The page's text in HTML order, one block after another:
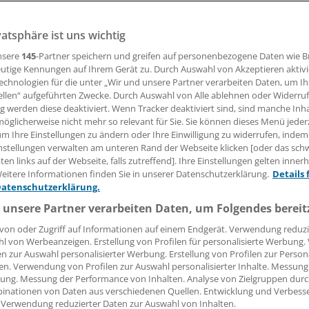
15:10 Uhr
2020"zur Reform des Medizinstudiums in
werden. Das fordert der Berichterstatter für
der CDU/CSU-Bundestagsfraktion Tino Sorge.
waren langwierig und umfangreich. Jetzt kommt es
guten Vorschläge auch gemeinsam beschlossen und dann
umgesetzt werden", sagte der Magdeburger
Tagung der zuständigen Bund-Länder-
ist uns wichtig
145-Partner speichern und greifen auf personenbezogene Daten wie
Kennungen auf Ihrem Gerät zu. Durch Auswahl von Akzeptieren
für die unter „Wir und unsere Partner verarbeiten Daten, um
aufgeführten Zwecke. Durch Auswahl von Alle ablehnen oder
werden diese deaktiviert. Wenn Tracker deaktiviert sind, sind manche
nicht mehr so relevant für Sie. Sie können dieses Menü
Ihre Einstellungen zu ändern oder Ihre Einwilligung zu widerrufen, indem
verwalten am unteren Rand der Webseite klicken [oder das
links auf der Webseite, falls zutreffend]. Ihre Einstellungen gelten
Informationen finden Sie in unserer Datenschutzerklärung. Details
Partner verarbeiten Daten, um Folgendes
oder Zugriff auf Informationen auf einem Endgerät. Verwendung
von Werbeanzeigen. Erstellung von Profilen für personalisierte
zur Auswahl personalisierter Werbung. Erstellung von Profilen zur
Verwendung von Profilen zur Auswahl personalisierter Inhalte.
Messung der Performance von Inhalten. Analyse von Zielgruppen
von Daten aus verschiedenen Quellen. Entwicklung und
reduzierter Daten zur Auswahl von Inhalten.